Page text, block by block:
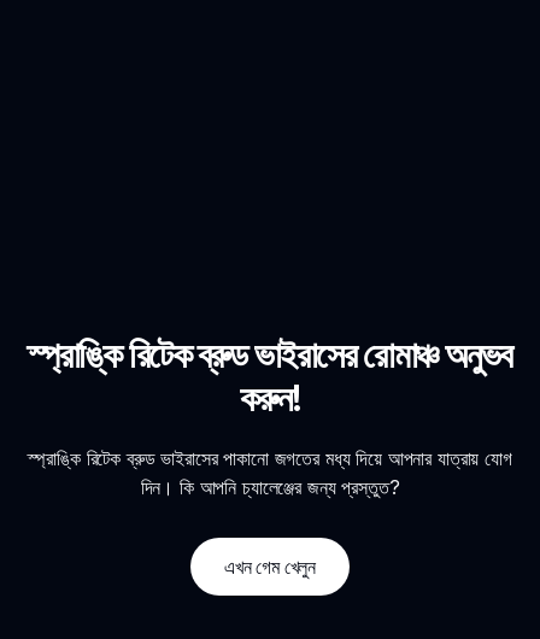
স্প্রাঙ্কি রিটেক ব্রুড ভাইরাসের রোমাঞ্চ অনুভব
করুন!
স্প্রাঙ্কি রিটেক ব্রুড ভাইরাসের পাকানো জগতের মধ্য দিয়ে আপনার যাত্রায় যোগ
দিন। কি আপনি চ্যালেঞ্জের জন্য প্রস্তুত?
এখন গেম খেলুন